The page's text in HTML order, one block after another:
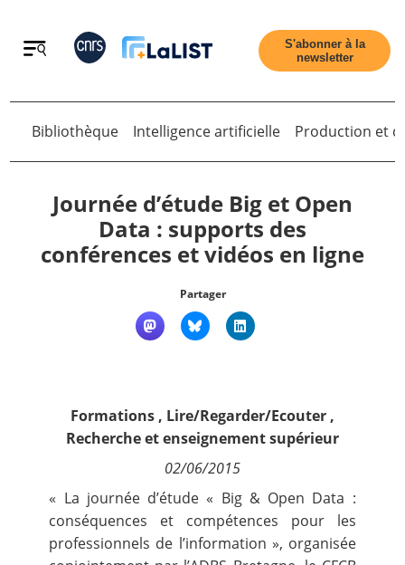
Retour
Accueil
Contact
S'abonner à la
newsletter
Retour
Bibliothèque Intelligence artificielle Production et
Journée d’étude Big et Open
Data : supports des
conférences et vidéos en ligne
Partager
Formations , Lire/Regarder/Ecouter ,
Recherche et enseignement supérieur
02/06/2015
« La journée d’étude « Big & Open Data :
conséquences et compétences pour les
professionnels de l’information », organisée